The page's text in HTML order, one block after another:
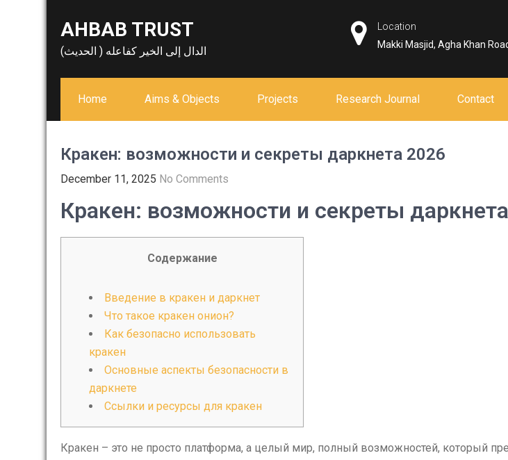
AHBAB TRUST
الدال إلى الخير كفاعله ( الحديث)
Location
Makki Masjid, Agha Khan
Home Aims & Objects Projects Research Journal Contact
Кракен: возможности и секреты даркнета 2026
December 11, 2025 No Comments
Кракен: возможности и секреты
Содержание
Введение в кракен и даркнет
Что такое кракен онион?
Как безопасно использовать
кракен
Основные аспекты безопасности в
даркнете
Ссылки и ресурсы для кракен
Кракен – это не просто платформа, а целый мир, полный возможностей, который